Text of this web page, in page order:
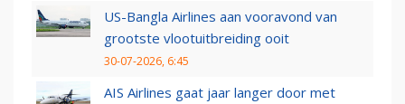
US-Bangla Airlines aan vooravond van
grootste vlootuitbreiding ooit
30-07-2026, 6:45
AIS Airlines gaat jaar langer door met